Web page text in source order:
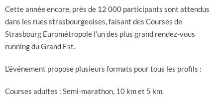
Cette année encore, près de 12 000 participants sont attendus
dans les rues strasbourgeoises, faisant des Courses de
Strasbourg Eurométropole l’un des plus grand rendez-vous
running du Grand Est.
L’événement propose plusieurs formats pour tous les profils :
Courses adultes : Semi-marathon, 10 km et 5 km.